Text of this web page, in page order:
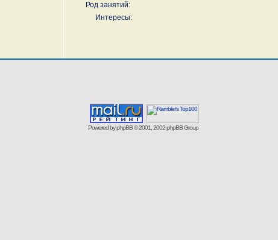
Род занятий:
Интересы:
Powered byphpBB© 2001, 2002 phpBB Group